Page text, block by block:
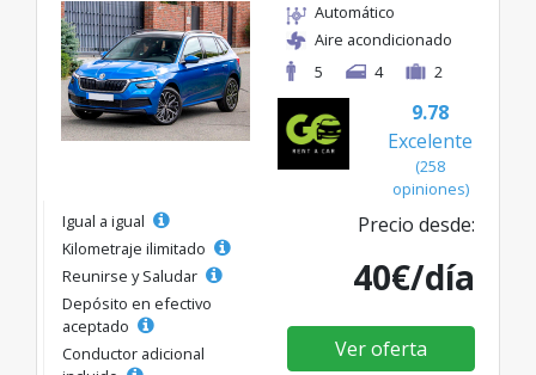
Automático
Aire acondicionado
5
4 2
9.78
Excelente
(258
opiniones)
Igual a igual
Kilometraje ilimitado
Reunirse y Saludar
Depósito en efectivo
aceptado
Conductor adicional
Precio desde:
40€/día
Ver oferta